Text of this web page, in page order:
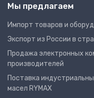
Мы предлагаем
Импорт товаров и
Экспорт из России в
Продажа электронных
производителей
Поставка
масел RYMAX